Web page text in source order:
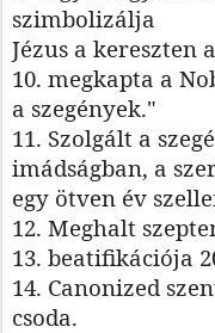
szimbolizálja
Jézus a kereszten
10. megkapta a
a szegények."
11. Szolgált a
imádságban, a
egy ötven év
12. Meghalt
13. beatifikációja
14. Canonized
csoda.